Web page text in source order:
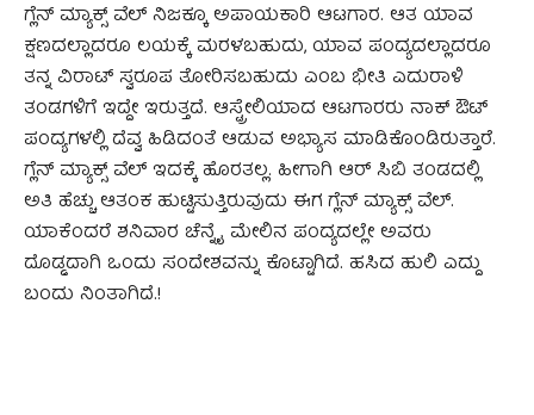
ಗ್ಲೆನ್ ಮ್ಯಾಕ್ಸ್ ವೆಲ್ ನಿಜಕ್ಕೂ ಅಪಾಯಕಾರಿ ಆಟಗಾರ. ಆತ ಯಾವ
ಕ್ಷಣದಲ್ಲಾದರೂ ಲಯಕ್ಕೆ ಮರಳಬಹುದು, ಯಾವ ಪಂದ್ಯದಲ್ಲಾದರೂ
ತನ್ನ ವಿರಾಟ್ ಸ್ವರೂಪ ತೋರಿಸಬಹುದು ಎಂಬ ಭೀತಿ ಎದುರಾಳಿ
ತಂಡಗಳಿಗೆ ಇದ್ದೇ ಇರುತ್ತದೆ. ಆಸ್ಟ್ರೇಲಿಯಾದ ಆಟಗಾರರು ನಾಕ್ ಔಟ್
ಪಂದ್ಯಗಳಲ್ಲಿ ದೆವ್ವ ಹಿಡಿದಂತೆ ಆಡುವ ಅಭ್ಯಾಸ ಮಾಡಿಕೊಂಡಿರುತ್ತಾರೆ.
ಗ್ಲೆನ್ ಮ್ಯಾಕ್ಸ್ ವೆಲ್ ಇದಕ್ಕೆ ಹೊರತಲ್ಲ. ಹೀಗಾಗಿ ಆರ್ ಸಿಬಿ ತಂಡದಲ್ಲಿ
ಅತಿ ಹೆಚ್ಚು ಆತಂಕ ಹುಟ್ಟಿಸುತ್ತಿರುವುದು ಈಗ ಗ್ಲೆನ್ ಮ್ಯಾಕ್ಸ್ ವೆಲ್.
ಯಾಕೆಂದರೆ ಶನಿವಾರ ಚೆನ್ನೈ ಮೇಲಿನ ಪಂದ್ಯದಲ್ಲೇ ಅವರು
ದೊಡ್ಡದಾಗಿ ಒಂದು ಸಂದೇಶವನ್ನು ಕೊಟ್ಟಾಗಿದೆ. ಹಸಿದ ಹುಲಿ ಎದ್ದು
ಬಂದು ನಿಂತಾಗಿದೆ.!